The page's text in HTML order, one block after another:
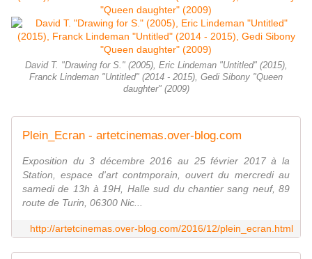
David T. "Drawing for S." (2005), Eric Lindeman "Untitled" (2015),
Franck Lindeman "Untitled" (2014 - 2015), Gedi Sibony "Queen
daughter" (2009)
Plein_Ecran - artetcinemas.over-blog.com
Exposition du 3 décembre 2016 au 25 février 2017 à la
Station, espace d'art contmporain, ouvert du mercredi au
samedi de 13h à 19H, Halle sud du chantier sang neuf, 89
route de Turin, 06300 Nic...
http://artetcinemas.over-blog.com/2016/12/plein_ecran.html